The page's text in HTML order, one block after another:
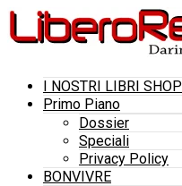
I NOSTRI LIBRI SHOP
Primo Piano
Dossier
Speciali
Privacy Policy
BONVIVRE